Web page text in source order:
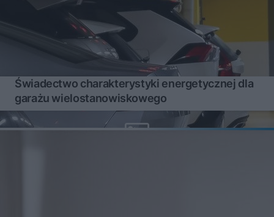
Świadectwo charakterystyki energetycznej dla
garażu wielostanowiskowego